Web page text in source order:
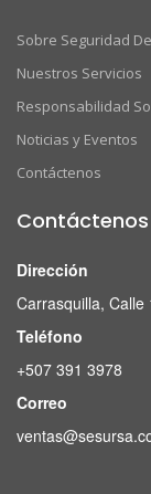
Sobre Seguridad
Nuestros Servicios
Responsabilidad
Noticias y Eventos
Contáctenos
Contáctenos
Dirección
Carrasquilla, Calle
Teléfono
+507 391 3978
Correo